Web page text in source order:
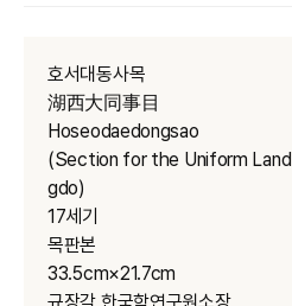
호서대동사목
湖西大同事目
Hoseodaedongsao
(Section for the Uniform
gdo)
17세기
목판본
33.5cm×21.7cm